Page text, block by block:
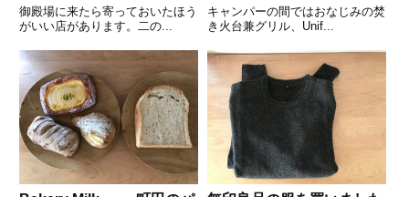
御殿場に来たら寄っておいたほう
がいい店があります。二の...
キャンパーの間ではおなじみの焚
き火台兼グリル、Unif...